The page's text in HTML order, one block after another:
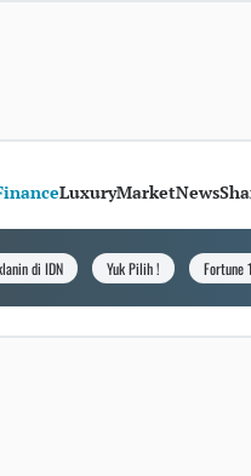
LuxuryMarketNews
di IDN Yuk Pilih ! Fortune